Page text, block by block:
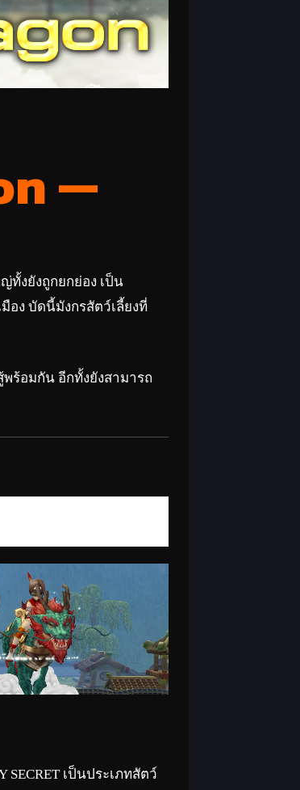
—
ทั้งยังถูกยกย่อง เป็น
ง บัดนี้มังกรสัตว์เลี้ยงที่
ร้อมกัน อีกทั้งยังสามารถ
SECRET เป็นประเภทสัตว์